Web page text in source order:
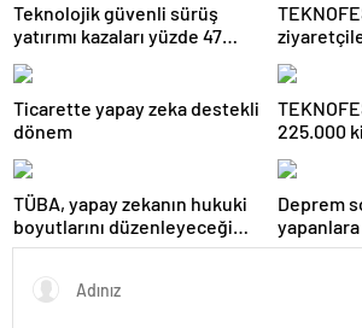
Teknolojik güvenli sürüş
yatırımı kazaları yüzde 47
azalttı
Ticarette yapay zeka destekli
dönem
225.000
TÜBA, yapay zekanın hukuki
boyutlarını düzenleyeceği
sempozyumda ele alacak
Deprem